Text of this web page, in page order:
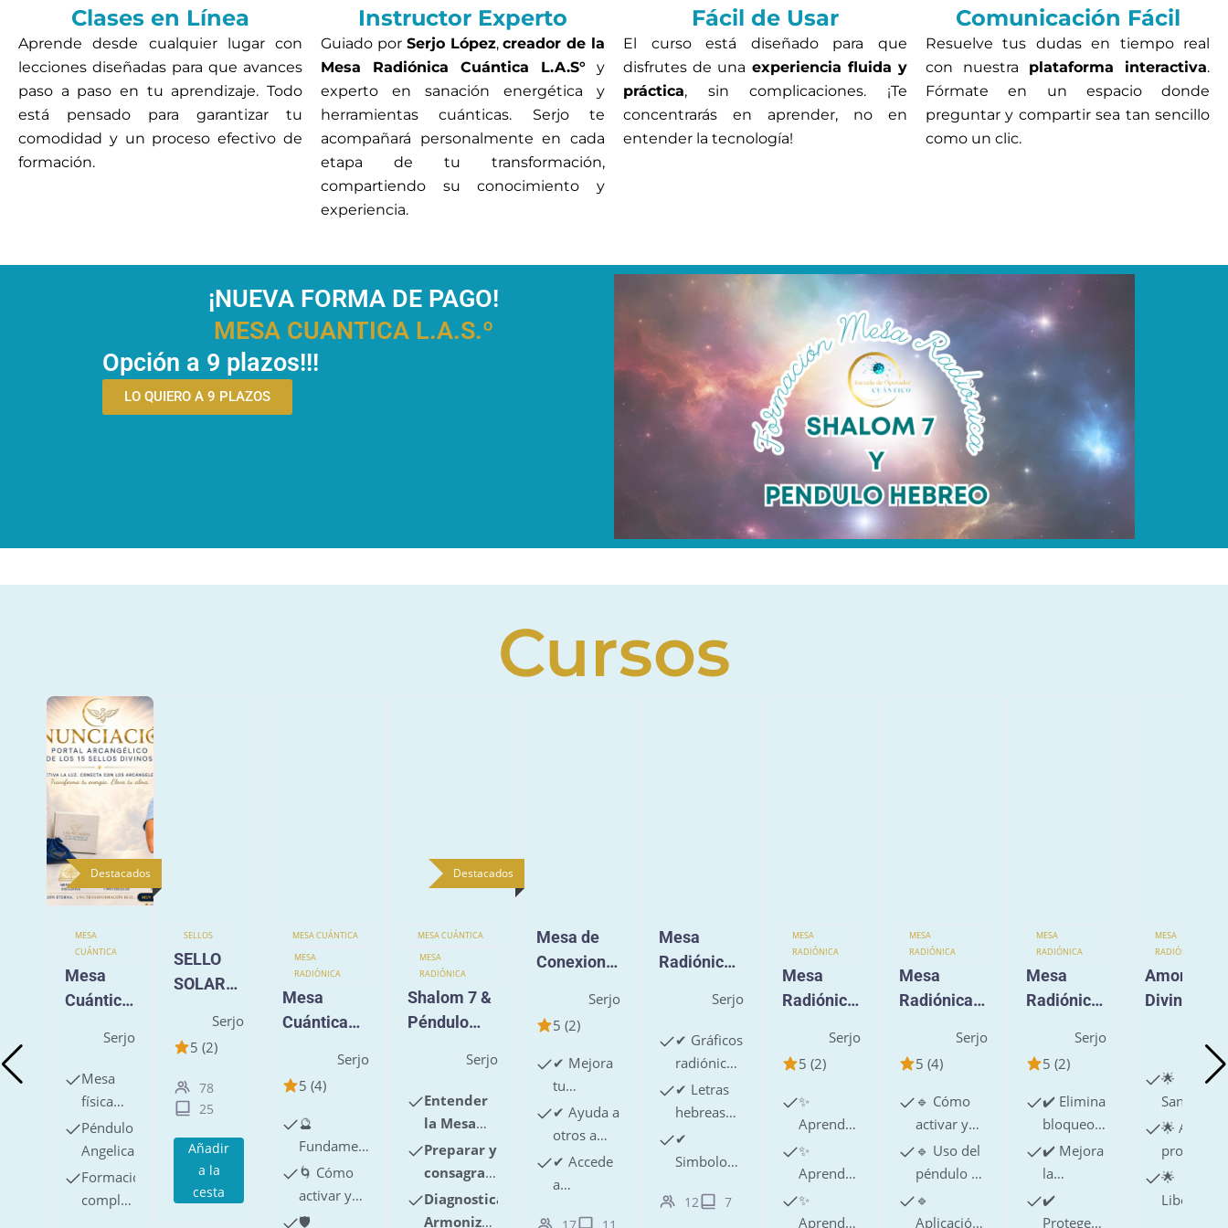
Clases en Línea
Aprende desde cualquier lugar con
lecciones diseñadas para que avances
paso a paso en tu aprendizaje. Todo
está pensado para garantizar tu
comodidad y un proceso efectivo de
formación.
Instructor Experto
Guiado por Serjo López,creador de la
Mesa Radiónica Cuántica L.A.S° y
experto en sanación energética y
herramientas cuánticas. Serjo te
acompañará personalmente en cada
etapa de tu transformación,
compartiendo su conocimiento y
experiencia.
Fácil de Usar
El curso está diseñado para que
disfrutes de una experiencia fluida y
práctica, sin complicaciones. ¡Te
concentrarás en aprender, no en
entender la tecnología!
Comunicación Fácil
Resuelve tus dudas en tiempo real
con nuestra plataforma interactiva.
Fórmate en un espacio donde
preguntar y compartir sea tan sencillo
como un clic.
¡NUEVA FORMA DE PAGO!
MESA CUANTICA L.A.S.º
Opción a 9 plazos!!!
LO QUIERO A 9 PLAZOS
Cursos
Destacados
MESA
CUÁNTICA
Mesa
Cuántica
Portal
Arcángel
ico de los
15 Sellos
Divinos
Serjo
Mesa
física
exclusiva
de alta
vibración
Péndulo
Angelical
Formación
completa
SELLOS
SELLO
SOLAR
CÓDIGO
AURUM
Serjo
5 (2)
78
25
Añadir
a la
cesta
MESA CUÁNTICA
MESA
RADIÓNICA
Mesa
Cuántica
Serjo
5 (4)
🔮
Fundamentos
del Escudo
Celestial:
origen,
🌀 Cómo
activar y
consagrar
🛡️
Destacados
MESA CUÁNTICA
MESA
RADIÓNICA
Shalom 7 &
Péndulo
Serjo
Entender
la Mesa
Radiónica
Shalom7
Preparar y
consagrar
tu
Péndulo
Diagnosticar,
Armonizar
Mesa de
Conexione
Espirituale
s
Serjo
5 (2)
✔ Mejora
tu
conexión
con tus
guías
✔ Ayuda a
otros a
sanar y
encontrar
✔ Accede
a
Mesa
Radiónica
Serjo
✔ Gráficos
radiónicos
de alta
vibración.
✔ Letras
hebreas
sagradas
como
conectándote
✔
Simbología
Estrella de
12 7
MESA
RADIÓNICA
Mesa
Radiónica
Serjo
5 (2)
✨
Aprenderás
a atraer
prosperidad
económica
y
✨
Aprenderás
a activar
tu
✨
Aprenderás
MESA
RADIÓNICA
Mesa
Radiónica
Purificació
n Total
Serjo
5 (4)
🔹 Cómo
activar y
trabajar
con la
Radiónica
🔹 Uso del
péndulo y
del
biómetro
🔹
Aplicación
MESA
RADIÓNICA
Mesa
Radiónica
Serjo
5 (2)
✔️ Elimina
bloqueos
y
distorsiones
en la
información.
✔️ Mejora
la
precisión
del
✔️
Protege
MESA
RADIÓNICA
Amor
Divino
🌟
Sanación
de
relaciones
y vínculos
🌟 Amor
propio y
🌟
Liberación